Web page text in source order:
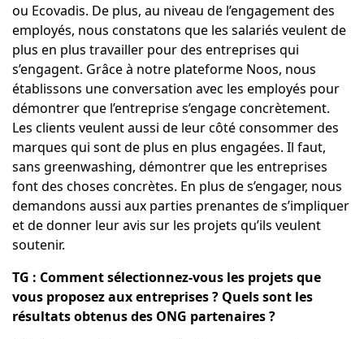
ou Ecovadis. De plus, au niveau de l’engagement des
employés, nous constatons que les salariés veulent de
plus en plus travailler pour des entreprises qui
s’engagent. Grâce à notre plateforme Noos, nous
établissons une conversation avec les employés pour
démontrer que l’entreprise s’engage concrètement.
Les clients veulent aussi de leur côté consommer des
marques qui sont de plus en plus engagées. Il faut,
sans greenwashing, démontrer que les entreprises
font des choses concrètes. En plus de s’engager, nous
demandons aussi aux parties prenantes de s’impliquer
et de donner leur avis sur les projets qu’ils veulent
soutenir.
TG : Comment sélectionnez-vous les projets que
vous proposez aux entreprises ? Quels sont les
résultats obtenus des ONG partenaires ?